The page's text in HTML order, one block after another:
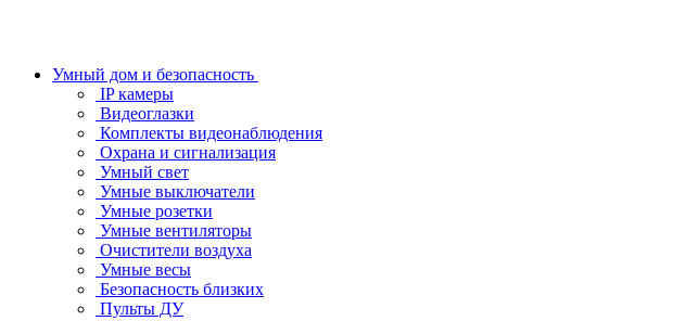
Умный дом и безопасность
IP камеры
Видеоглазки
Комплекты видеонаблюдения
Охрана и сигнализация
Умный свет
Умные выключатели
Умные розетки
Умные вентиляторы
Очистители воздуха
Умные весы
Безопасность близких
Пульты ДУ